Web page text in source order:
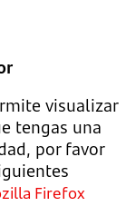
visualizar
tengas una
por favor
Firefox